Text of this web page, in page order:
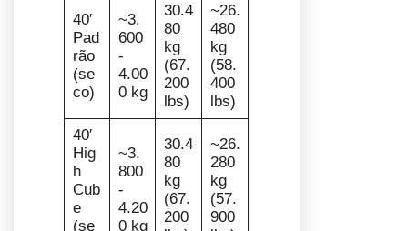
40′
Pad
rão
(se
co)
~3.
600
-
4.00
0 kg
30.4
80
kg
(67.
200
lbs)
~26.
480
kg
(58.
400
lbs)
40′
Hig
h
Cub
e
(se
~3.
800
-
4.20
0 kg
30.4
80
kg
(67.
200
~26.
280
kg
(57.
900